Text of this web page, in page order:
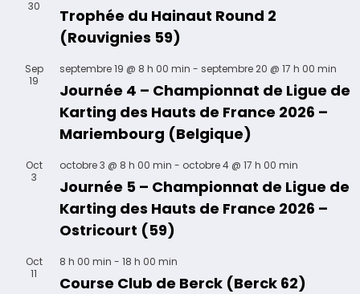
30
Trophée du Hainaut Round 2
(Rouvignies 59)
Sep
19
septembre 19 @ 8 h 00 min - septembre 20 @ 17 h 00 min
Journée 4 – Championnat de Ligue de
Karting des Hauts de France 2026 –
Mariembourg (Belgique)
Oct
3
octobre 3 @ 8 h 00 min - octobre 4 @ 17 h 00 min
Journée 5 – Championnat de Ligue de
Karting des Hauts de France 2026 –
Ostricourt (59)
Oct
11
8 h 00 min - 18 h 00 min
Course Club de Berck (Berck 62)